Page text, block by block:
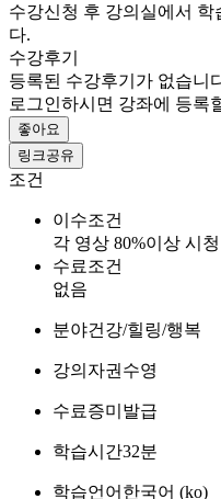
수강신청 후 강의실에서 학
다.
수강후기
등록된 수강후기가 없습니
로그인하시면 강좌에 등록
좋아요
링크공유
조건
이수조건
각 영상 80%이상 시청
수료조건
없음
분야건강/힐링/행복
강의자권수영
수료증미발급
학습시간32분
학습언어 한국어 ‎(ko)‎